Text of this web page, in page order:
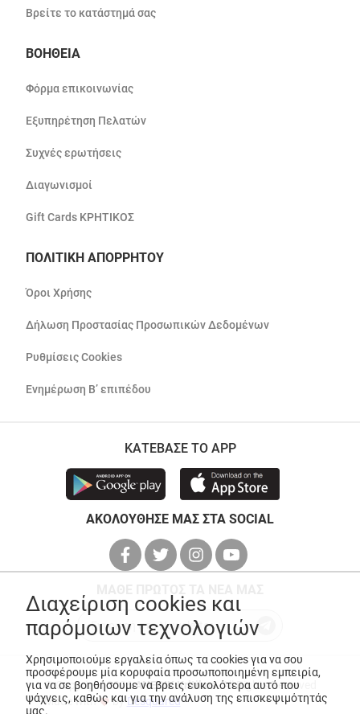
Βρείτε το κατάστημά σας
ΒΟΗΘΕΙΑ
Φόρμα επικοινωνίας
Εξυπηρέτηση Πελατών
Συχνές ερωτήσεις
Διαγωνισμοί
Gift Cards ΚΡΗΤΙΚΟΣ
ΠΟΛΙΤΙΚΗ ΑΠΟΡΡΗΤΟΥ
Όροι Χρήσης
Δήλωση Προστασίας Προσωπικών Δεδομένων
Ρυθμίσεις Cookies
Ενημέρωση Β’ επιπέδου
ΚΑΤΕΒΑΣΕ ΤΟ APP
ΑΚΟΛΟΥΘΗΣΕ ΜΑΣ ΣΤΑ SOCIAL
© Copyright 2026ANEDIK Kritikos. All Rights Reserved
Made with
byDesquared
Διαχείριση cookies και
παρόμοιων τεχνολογιών
Χρησιμοποιούμε εργαλεία όπως τα cookies για να σου
προσφέρουμε μία κορυφαία προσωποποιημένη εμπειρία,
για να σε βοηθήσουμε να βρεις ευκολότερα αυτό που
ψάχνεις, καθώς και για την ανάλυση της επισκεψιμότητάς
μας.